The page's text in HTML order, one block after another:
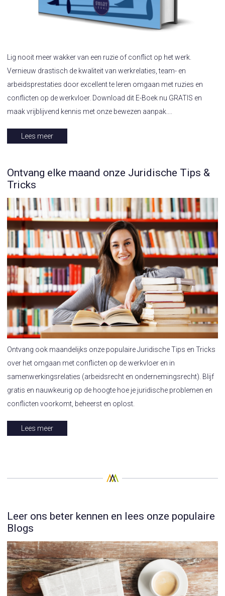
Lig nooit meer wakker van een ruzie of conflict op het werk.
Vernieuw drastisch de kwaliteit van werkrelaties, team- en
arbeidsprestaties door excellent te leren omgaan met ruzies en
conflicten op de werkvloer. Download dit E-Boek nu GRATIS en
maak vrijblijvend kennis met onze bewezen aanpak....
Lees meer
Ontvang elke maand onze Juridische Tips &
Tricks
Ontvang ook maandelijks onze populaire Juridische Tips en Tricks
over het omgaan met conflicten op de werkvloer en in
samenwerkingsrelaties (arbeidsrecht en ondernemingsrecht). Blijf
gratis en nauwkeurig op de hoogte hoe je juridische problemen en
conflicten voorkomt, beheerst en oplost.
Lees meer
Leer ons beter kennen en lees onze populaire
Blogs